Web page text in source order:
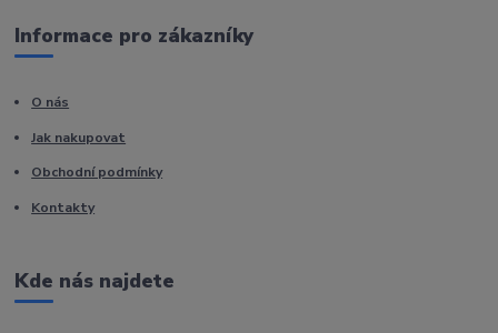
Informace pro zákazníky
O nás
Jak nakupovat
Obchodní podmínky
Kontakty
Kde nás najdete